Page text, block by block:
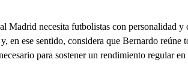
Madrid necesita futbolistas con personalidad
en ese sentido, considera que Bernardo reúne
para sostener un rendimiento regular